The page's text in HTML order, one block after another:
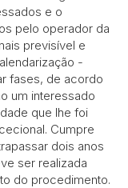
e o
pelo operador da
previsível e
-
fases, de acordo
um interessado
que lhe foi
Cumpre
dois anos
ser realizada
do procedimento.